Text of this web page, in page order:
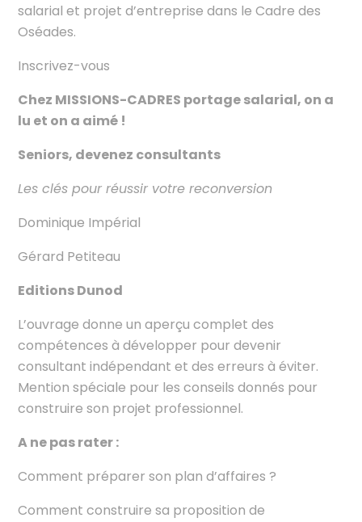
salarial et projet d’entreprise dans le Cadre des
Oséades.
Inscrivez-vous
Chez MISSIONS-CADRES portage salarial, on a
lu et on a aimé !
Seniors, devenez consultants
Les clés pour réussir votre reconversion
Dominique Impérial
Gérard Petiteau
Editions Dunod
L’ouvrage donne un aperçu complet des
compétences à développer pour devenir
consultant indépendant et des erreurs à éviter.
Mention spéciale pour les conseils donnés pour
construire son projet professionnel.
A ne pas rater :
Comment préparer son plan d’affaires ?
Comment construire sa proposition de